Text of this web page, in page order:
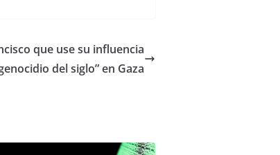
que use su influencia
del siglo” en Gaza